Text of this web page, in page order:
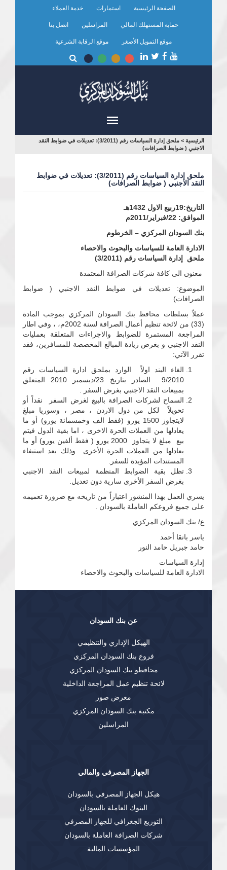
الصفحة الرئيسية استمارات خدمة العملاء
حماية المستهلك المالي المراسلين اتصل بنا
موقع التمويل الأصغر موقع الرقابة الشرعية
أنت
الرئيسية >
ملحق إدارة السياسات رقم (3/2011): تعديلات في ضوابط النقد
الاجنبي ( ضوابط الصرافات)
ملحق إدارة السياسات رقم (3/2011): تعديلات في ضوابط
النقد الاجنبي ( ضوابط الصرافات)
التاريخ:19ربيع الاول 1432هـ
الموافق: 22/فبراير/2011م
بنك السودان المركزي – الخرطوم
الادارة العامة للسياسات والبحوث والاحصاء
ملحق إدارة السياسات رقم (3/2011)
معنون الى كافة شركات الصرافة المعتمدة
الموضوع: تعديلات في ضوابط النقد الاجنبي ( ضوابط
الصرافات)
عملاً بسلطات محافظ بنك السودان المركزي بموجب المادة
(33) من لائحة تنظيم أعمال الصرافة لسنة 2002م، ، وفي اطار
المراجعة المستمرة للضوابط والاجراءات المتعلقة بعمليات
النقد الاجنبي و بغرض زيادة المبالغ المخصصة للمسافرين، فقد
تقرر الآتي:
الغاء البند اولاً الوارد بملحق ادارة السياسات رقم
9/2010 الصادر بتاريخ 23/ديسمبر 2010 المتعلق
بمبيعات النقد الاجنبي بغرض السفر .
السماح لشركات الصرافة بالبيع لغرض السفر نقداً أو
تحويلاً لكل من دول الاردن ، مصر ، وسوريا مبلغ
لايتجاوز 1500 يورو (فقط الف وخمسمائة يورو) أو ما
يعادلها من العملات الحرة الاخرى ، اما بقية الدول فيتم
بيع مبلغ لا يتجاوز 2000 يورو ( فقط ألفين يورو) أو ما
يعادلها من العملات الحرة الأخرى وذلك بعد استيفاء
المستندات المؤيدة للسفر.
تظل بقية الضوابط المنظمة لمبيعات النقد الاجنبي
بغرض السفر الأخرى سارية دون تعديل.
يسري العمل بهذا المنشور اعتباراً من تاريخه مع ضرورة تعميمه
على جميع فروعكم العاملة بالسودان .
ع/ بنك السودان المركزي
ياسر بانقا أحمد
حامد جبريل حامد النور
إدارة السياسات
الادارة العامة للسياسات والبحوث والاحصاء
عن بنك السودان
الهيكل الإداري والتنظيمي
فروع بنك السودان المركزي
محافظو بنك السودان المركزي
لائحة تنظيم عمل المراجعة الداخلية
معرض صور
مكتبة بنك السودان المركزي
المراسلين
الجهاز المصرفي والمالي
هيكل الجهاز المصرفي بالسودان
البنوك العاملة بالسودان
التوزيع الجغرافي للجهاز المصرفي
شركات الصرافة العاملة بالسودان
المؤسسات المالية